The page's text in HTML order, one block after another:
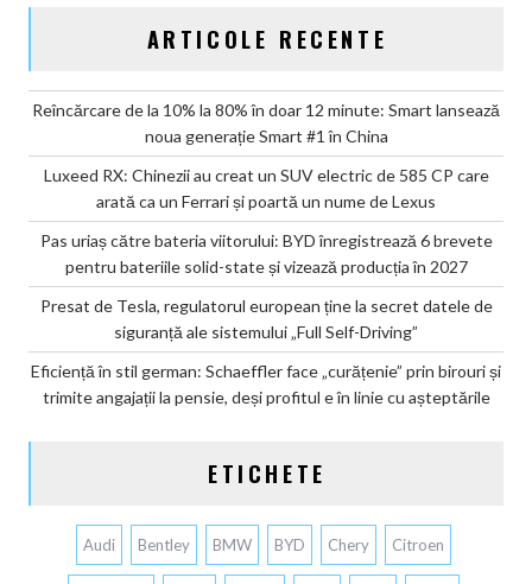
ARTICOLE RECENTE
Reîncărcare de la 10% la 80% în doar 12 minute: Smart lansează
noua generație Smart #1 în China
Luxeed RX: Chinezii au creat un SUV electric de 585 CP care
arată ca un Ferrari și poartă un nume de Lexus
Pas uriaș către bateria viitorului: BYD înregistrează 6 brevete
pentru bateriile solid-state și vizează producția în 2027
Presat de Tesla, regulatorul european ține la secret datele de
siguranță ale sistemului „Full Self-Driving”
Eficiență în stil german: Schaeffler face „curățenie” prin birouri și
trimite angajații la pensie, deși profitul e în linie cu așteptările
ETICHETE
Audi Bentley BMW BYD Chery Citroen